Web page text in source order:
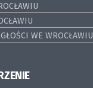
WE WROCŁAWIU